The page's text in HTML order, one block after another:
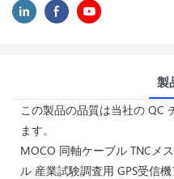
製
この製品の品質は当社の QC
ます。
MOCO 同軸ケーブル TNCメ
ル 産業試験調査用 GPS受信